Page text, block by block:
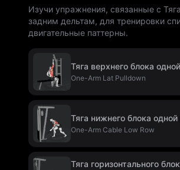
Изучи упражнения, связанные с
задним дельтам, для тренировки
двигательные паттерны.
Тяга верхнего блока
One-Arm Lat Pulldown
Тяга нижнего блока
One-Arm Cable Low Row
Тяга горизонтального